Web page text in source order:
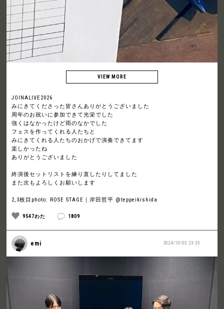
JOINALIVE2026
みにきてくださった皆さんありがとうございました
周年のお祝いに参加できて光栄でした
強くはなかったけど雨のなかでした
フェスを作ってくれる人たちと
みにきてくれる人たちのおかげで演奏できてます
楽しかったね
ありがとうございました
終演後セットリストを練り直したりしてました
また次もよろしくお願いします
2,3枚目photo: ROSE STAGE｜岸田哲平 @teppeikishida
9547わた 1809
2024/10/05 23:35
emi